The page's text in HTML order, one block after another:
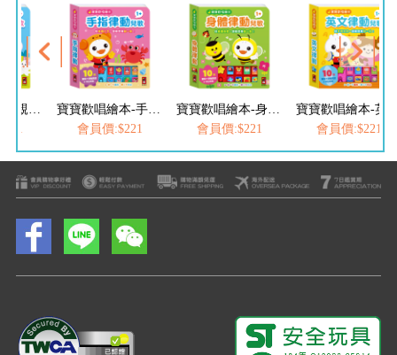
寶寶歡唱繪本-手指律動兒歌
會員價:$221
寶寶歡唱繪本-身體律動兒歌
會員價:$221
寶寶歡唱繪本-英文律動兒歌
會員價:$221